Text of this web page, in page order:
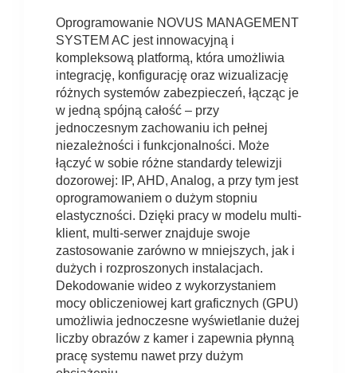
Oprogramowanie NOVUS MANAGEMENT
SYSTEM AC jest innowacyjną i
kompleksową platformą, która umożliwia
integrację, konfigurację oraz wizualizację
różnych systemów zabezpieczeń, łącząc je
w jedną spójną całość – przy
jednoczesnym zachowaniu ich pełnej
niezależności i funkcjonalności. Może
łączyć w sobie różne standardy telewizji
dozorowej: IP, AHD, Analog, a przy tym jest
oprogramowaniem o dużym stopniu
elastyczności. Dzięki pracy w modelu multi-
klient, multi-serwer znajduje swoje
zastosowanie zarówno w mniejszych, jak i
dużych i rozproszonych instalacjach.
Dekodowanie wideo z wykorzystaniem
mocy obliczeniowej kart graficznych (GPU)
umożliwia jednoczesne wyświetlanie dużej
liczby obrazów z kamer i zapewnia płynną
pracę systemu nawet przy dużym